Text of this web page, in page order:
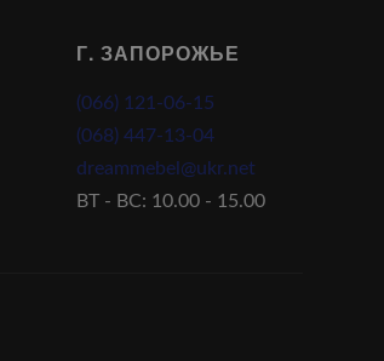
Г. ЗАПОРОЖЬЕ
(066) 121-06-15
(068) 447-13-04
dreammebel@ukr.net
ВТ - ВС: 10.00 - 15.00